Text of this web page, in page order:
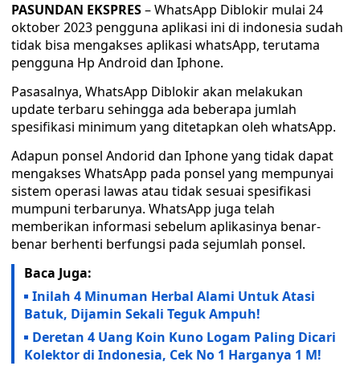
PASUNDAN EKSPRES– WhatsApp Diblokir mulai 24
oktober 2023 pengguna aplikasi ini di indonesia sudah
tidak bisa mengakses aplikasi whatsApp, terutama
pengguna Hp Android dan Iphone.
Pasasalnya, WhatsApp Diblokir akan melakukan
update terbaru sehingga ada beberapa jumlah
spesifikasi minimum yang ditetapkan oleh whatsApp.
Adapun ponsel Andorid dan Iphone yang tidak dapat
mengakses WhatsApp pada ponsel yang mempunyai
sistem operasi lawas atau tidak sesuai spesifikasi
mumpuni terbarunya. WhatsApp juga telah
memberikan informasi sebelum aplikasinya benar-
benar berhenti berfungsi pada sejumlah ponsel.
Baca Juga:
Inilah 4 Minuman Herbal Alami Untuk Atasi
Batuk, Dijamin Sekali Teguk Ampuh!
Deretan 4 Uang Koin Kuno Logam Paling Dicari
Kolektor di Indonesia, Cek No 1 Harganya 1 M!